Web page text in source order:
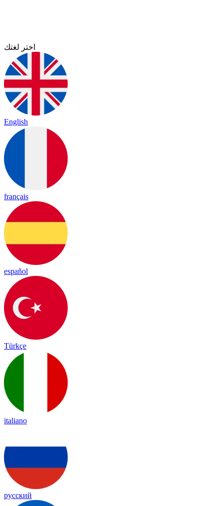
اختر لغتك
English
français
español
Türkçe
italiano
русский